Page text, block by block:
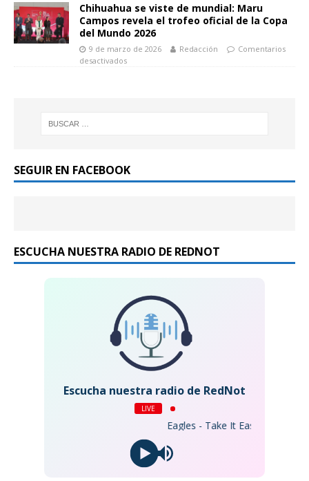
Chihuahua se viste de mundial: Maru
Campos revela el trofeo oficial de la Copa
del Mundo 2026
9 de marzo de 2026 Redacción
Comentarios
desactivados
SEGUIR EN FACEBOOK
ESCUCHA NUESTRA RADIO DE REDNOT
Escucha nuestra radio de RedNot
LIVE
Eagles - Take It Easy (2013